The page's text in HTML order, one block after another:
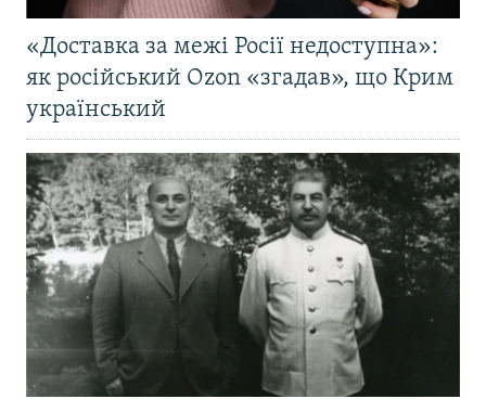
«Доставка за межі Росії недоступна»:
як російський Ozon «згадав», що Крим
український